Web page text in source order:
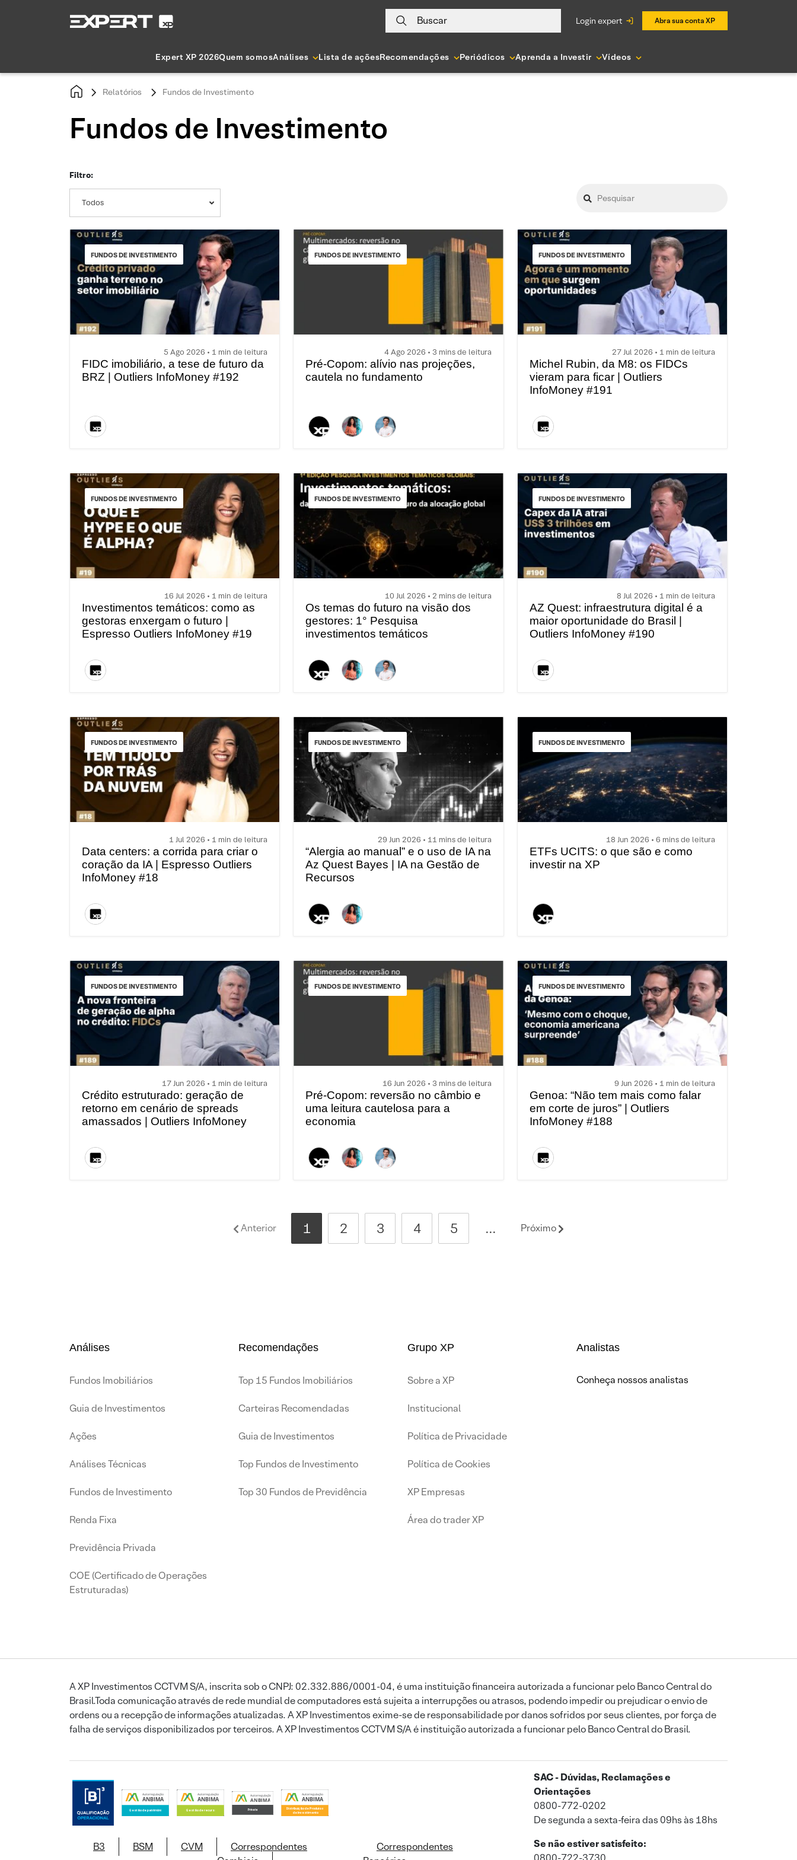
Buscar login expert Abra sua conta XP
Expert XP 2026Quem somosAnálises Lista de açõesRecomendações Periódicos Aprenda a Investir Vídeos
Relatórios Fundos de Investimento
Fundos de Investimento
Filtro:
Todos
FUNDOS DE INVESTIMENTO
5 Ago 2026 • 1 min de leitura
FIDC imobiliário, a tese de futuro da
BRZ | Outliers InfoMoney #192
FUNDOS DE INVESTIMENTO
4 Ago 2026 • 3 mins de leitura
Pré-Copom: alívio nas projeções,
cautela no fundamento
FUNDOS DE INVESTIMENTO
27 Jul 2026 • 1 min de leitura
Michel Rubin, da M8: os FIDCs
vieram para ficar | Outliers
InfoMoney #191
FUNDOS DE INVESTIMENTO
16 Jul 2026 • 1 min de leitura
Investimentos temáticos: como as
gestoras enxergam o futuro |
Espresso Outliers InfoMoney #19
FUNDOS DE INVESTIMENTO
10 Jul 2026 • 2 mins de leitura
Os temas do futuro na visão dos
gestores: 1° Pesquisa
investimentos temáticos
FUNDOS DE INVESTIMENTO
8 Jul 2026 • 1 min de leitura
AZ Quest: infraestrutura digital é a
maior oportunidade do Brasil |
Outliers InfoMoney #190
FUNDOS DE INVESTIMENTO
1 Jul 2026 • 1 min de leitura
Data centers: a corrida para criar o
coração da IA | Espresso Outliers
InfoMoney #18
FUNDOS DE INVESTIMENTO
29 Jun 2026 • 11 mins de leitura
“Alergia ao manual” e o uso de IA na
Az Quest Bayes | IA na Gestão de
Recursos
FUNDOS DE INVESTIMENTO
18 Jun 2026 • 6 mins de leitura
ETFs UCITS: o que são e como
investir na XP
FUNDOS DE INVESTIMENTO
17 Jun 2026 • 1 min de leitura
Crédito estruturado: geração de
retorno em cenário de spreads
amassados | Outliers InfoMoney
FUNDOS DE INVESTIMENTO
16 Jun 2026 • 3 mins de leitura
Pré-Copom: reversão no câmbio e
uma leitura cautelosa para a
economia
FUNDOS DE INVESTIMENTO
9 Jun 2026 • 1 min de leitura
Genoa: “Não tem mais como falar
em corte de juros” | Outliers
InfoMoney #188
Anterior 1 2 3 4 5 ... Próximo
Análises
Fundos Imobiliários
Guia de Investimentos
Ações
Análises Técnicas
Fundos de Investimento
Renda Fixa
Previdência Privada
COE (Certificado de Operações
Estruturadas)
Recomendações
Top 15 Fundos Imobiliários
Carteiras Recomendadas
Guia de Investimentos
Top Fundos de Investimento
Top 30 Fundos de Previdência
Grupo XP
Sobre a XP
Institucional
Política de Privacidade
Política de Cookies
XP Empresas
Área do trader XP
Analistas
Conheça nossos analistas
A XP Investimentos CCTVM S/A, inscrita sob o CNPJ: 02.332.886/0001-04, é uma instituição financeira autorizada a funcionar pelo Banco Central do
Brasil.Toda comunicação através de rede mundial de computadores está sujeita a interrupções ou atrasos, podendo impedir ou prejudicar o envio de
ordens ou a recepção de informações atualizadas. A XP Investimentos exime-se de responsabilidade por danos sofridos por seus clientes, por força de
falha de serviços disponibilizados por terceiros. A XP Investimentos CCTVM S/A é instituição autorizada a funcionar pelo Banco Central do Brasil.
B3 BSM CVM
Correspondentes
Correspondentes
SAC - Dúvidas, Reclamações e
Orientações
0800-772-0202
De segunda a sexta-feira das 09hs às 18hs
Se não estiver satisfeito: